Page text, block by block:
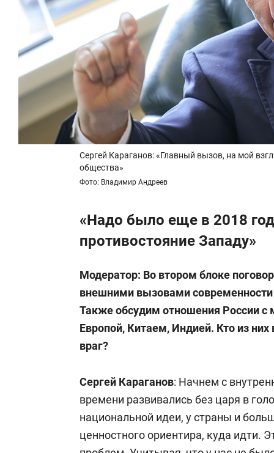
Сергей Караганов: «Главный вызов, на мой
общества»
Фото: Владимир Андреев
«Надо было еще в 2018
противостояние Западу»
Модератор: Во втором блоке
внешними вызовами современности
Также обсудим отношения России
Европой, Китаем, Индией. Кто из
враг?
Сергей Караганов: Начнем с
времени развивались без царя в
национальной идеи, у страны и
ценностного ориентира, куда идти.